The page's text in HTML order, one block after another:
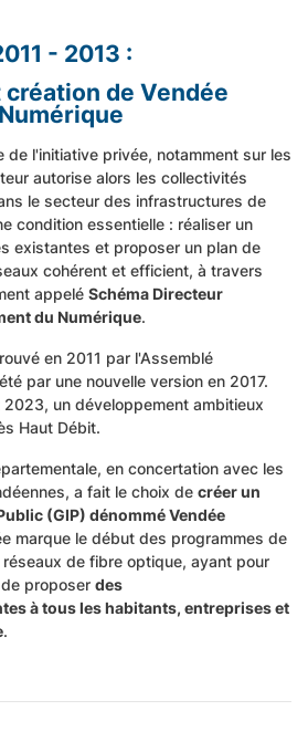
- 2013 :
création de Vendée
Numérique
de l'initiative privée, notamment sur les
autorise alors les collectivités
le secteur des infrastructures de
condition essentielle : réaliser un
existantes et proposer un plan de
cohérent et efficient, à travers
appelé Schéma Directeur
du Numérique.
en 2011 par l'Assemblé
par une nouvelle version en 2017.
un développement ambitieux
Haut Débit.
en concertation avec les
a fait le choix de créer un
(GIP) dénommé Vendée
marque le début des programmes de
de fibre optique, ayant pour
proposer des
à tous les habitants, entreprises et
.